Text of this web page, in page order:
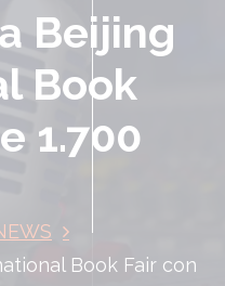
Beijing
Book
1.700
Book Fair con